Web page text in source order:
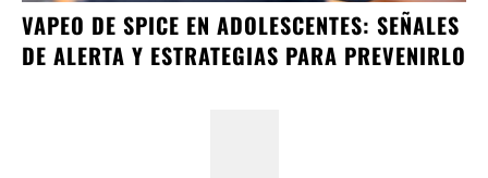
VAPEO DE SPICE EN ADOLESCENTES: SEÑALES
DE ALERTA Y ESTRATEGIAS PARA PREVENIRLO